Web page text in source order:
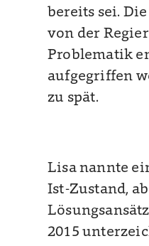
bereits sei.
von der
Problematik
aufgegriffen
zu spät.
Lisa nannte
Ist-Zustand,
2015